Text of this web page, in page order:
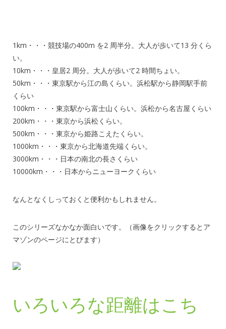
1km・・・競技場の400m を2 周半分。大人が歩いて13 分くら
い。
10km・・・皇居2 周分。大人が歩いて2 時間ちょい。
50km・・・東京駅から江の島くらい。浜松駅から静岡駅手前
くらい
100km・・・東京駅から富士山くらい。浜松から名古屋くらい
200km・・・東京から浜松くらい。
500km・・・東京から姫路こえたくらい。
1000km・・・東京から北海道先端くらい。
3000km・・・日本の南北の長さくらい
10000km・・・日本からニューヨークくらい
なんとなくしっておくと便利かもしれません。
このシリーズなかなか面白いです。（画像をクリックするとア
マゾンのページにとびます）
いろいろな距離はこち